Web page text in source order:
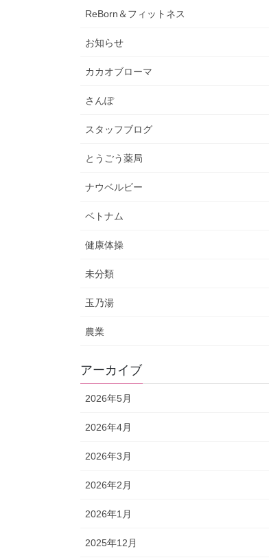
ReBorn＆フィットネス
お知らせ
カカオブローマ
さんぽ
スタッフブログ
とうごう薬局
ナウベルビー
ベトナム
健康体操
未分類
玉乃湯
農業
アーカイブ
2026年5月
2026年4月
2026年3月
2026年2月
2026年1月
2025年12月